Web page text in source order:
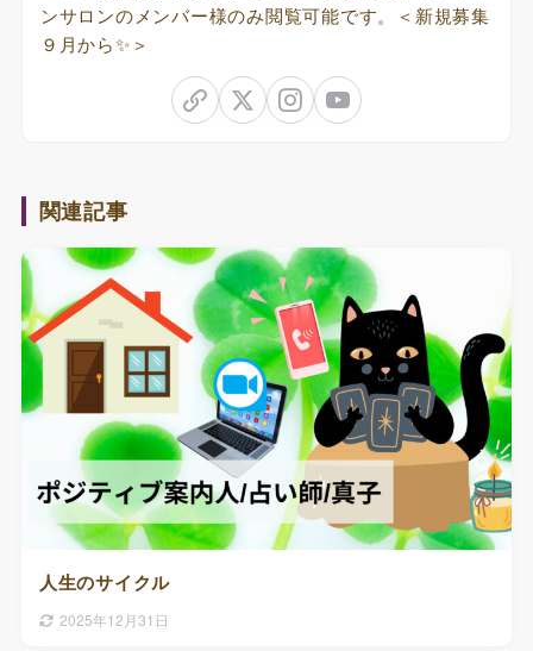
ンサロンのメンバー様のみ閲覧可能です。＜新規募集
９月から✨＞
関連記事
人生のサイクル
2025年12月31日